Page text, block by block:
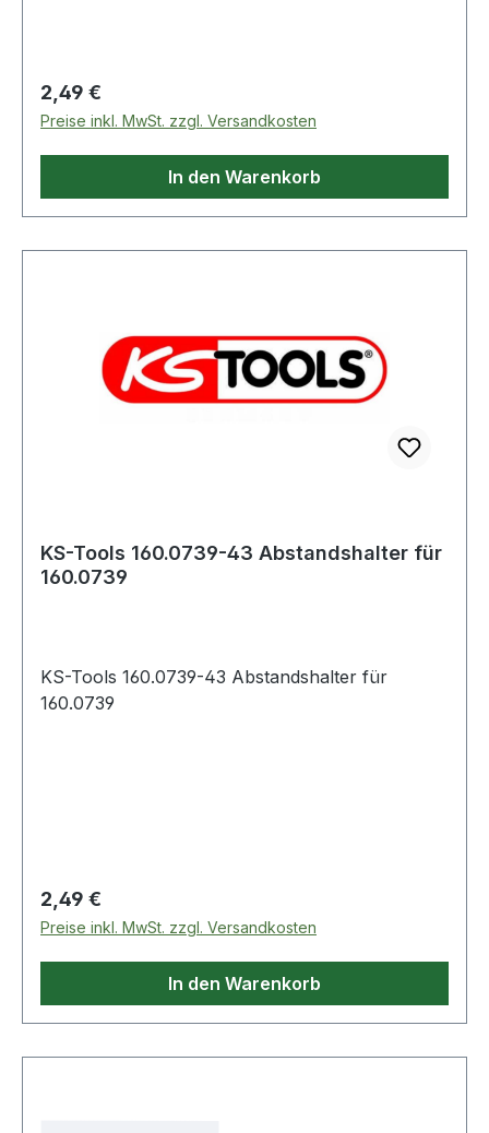
Regulärer Preis:
2,49 €
Preise inkl. MwSt. zzgl. Versandkosten
In den Warenkorb
KS-Tools 160.0739-43 Abstandshalter für
160.0739
KS-Tools 160.0739-43 Abstandshalter für
160.0739
Regulärer Preis:
2,49 €
Preise inkl. MwSt. zzgl. Versandkosten
In den Warenkorb